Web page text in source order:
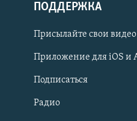
Українською
Qırımtatar
ПРИСОЕДИНЯЙТЕСЬ!
ПОДДЕРЖКА
Присылайте свои
Приложение для iOS и
Подписаться
Радио